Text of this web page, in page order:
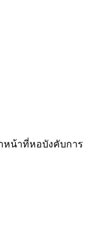
หน้าที่หอบังคับการ